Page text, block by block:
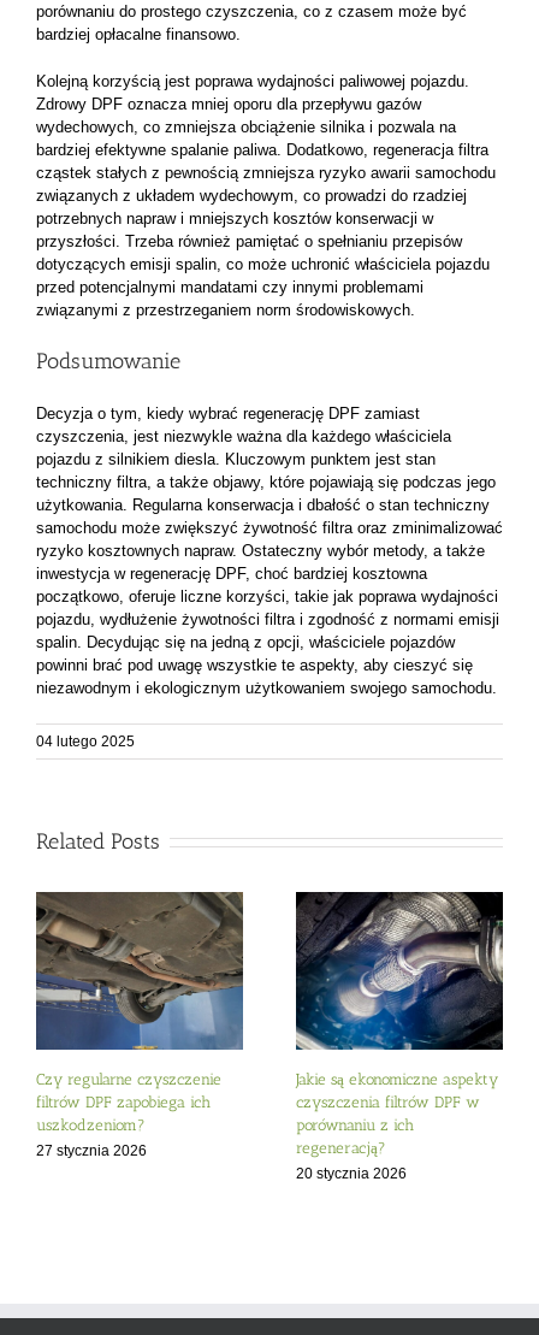
porównaniu do prostego czyszczenia, co z czasem może być
bardziej opłacalne finansowo.
Kolejną korzyścią jest poprawa wydajności paliwowej pojazdu.
Zdrowy DPF oznacza mniej oporu dla przepływu gazów
wydechowych, co zmniejsza obciążenie silnika i pozwala na
bardziej efektywne spalanie paliwa. Dodatkowo, regeneracja filtra
cząstek stałych z pewnością zmniejsza ryzyko awarii samochodu
związanych z układem wydechowym, co prowadzi do rzadziej
potrzebnych napraw i mniejszych kosztów konserwacji w
przyszłości. Trzeba również pamiętać o spełnianiu przepisów
dotyczących emisji spalin, co może uchronić właściciela pojazdu
przed potencjalnymi mandatami czy innymi problemami
związanymi z przestrzeganiem norm środowiskowych.
Podsumowanie
Decyzja o tym, kiedy wybrać regenerację DPF zamiast
czyszczenia, jest niezwykle ważna dla każdego właściciela
pojazdu z silnikiem diesla. Kluczowym punktem jest stan
techniczny filtra, a także objawy, które pojawiają się podczas jego
użytkowania. Regularna konserwacja i dbałość o stan techniczny
samochodu może zwiększyć żywotność filtra oraz zminimalizować
ryzyko kosztownych napraw. Ostateczny wybór metody, a także
inwestycja w regenerację DPF, choć bardziej kosztowna
początkowo, oferuje liczne korzyści, takie jak poprawa wydajności
pojazdu, wydłużenie żywotności filtra i zgodność z normami emisji
spalin. Decydując się na jedną z opcji, właściciele pojazdów
powinni brać pod uwagę wszystkie te aspekty, aby cieszyć się
niezawodnym i ekologicznym użytkowaniem swojego samochodu.
04 lutego 2025
Related Posts
Czy regularne czyszczenie
filtrów DPF zapobiega ich
uszkodzeniom?
27 stycznia 2026
Jakie są ekonomiczne aspekty
czyszczenia filtrów DPF w
porównaniu z ich
regeneracją?
20 stycznia 2026